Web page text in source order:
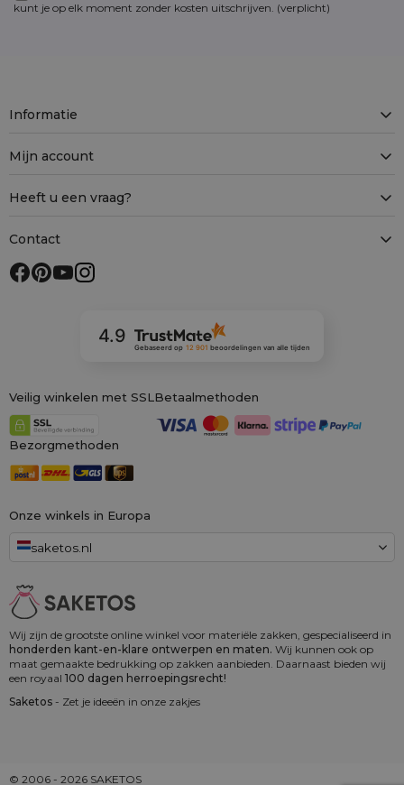
kunt je op elk moment zonder kosten uitschrijven. (verplicht)
Wij zijn de grootste online winkel voor materiële zakken, gespecialiseerd in
honderden kant-en-klare ontwerpen en maten. Wij kunnen ook op
maat gemaakte bedrukking op zakken aanbieden. Daarnaast bieden wij
een royaal 100 dagen herroepingsrecht!
Saketos - Zet je ideeën in onze zakjes
Onze winkels in Europa
saketos.nl
Informatie
Mijn account
Heeft u een vraag?
Contact
4.9
Gebaseerd op 12 901 beoordelingen van alle tijden
Veilig winkelen met SSLBetaalmethoden
Bezorgmethoden
© 2006 - 2026 SAKETOS